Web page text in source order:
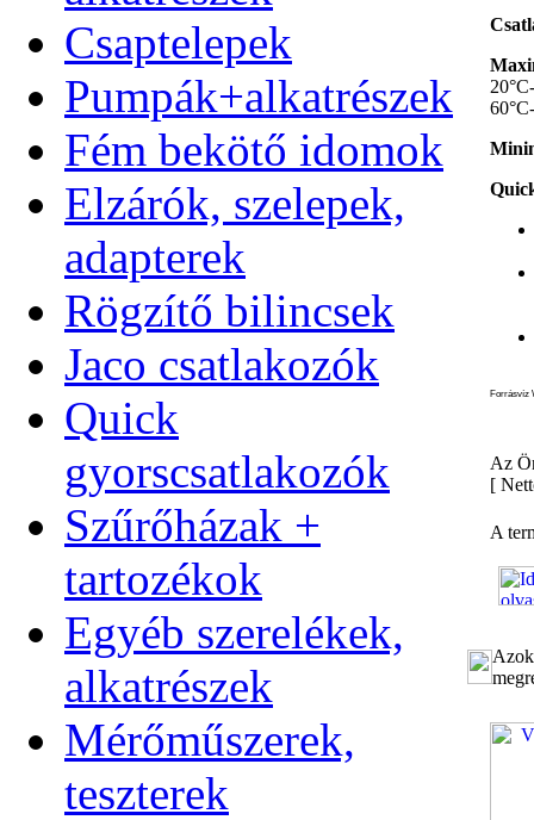
Csaptelepek
Pumpák+alkatrészek
Fém bekötő idomok
Elzárók, szelepek,
adapterek
Rögzítő bilincsek
Jaco csatlakozók
Quick
gyorscsatlakozók
Szűrőházak +
tartozékok
Egyéb szerelékek,
alkatrészek
Mérőműszerek,
teszterek
Forrásvíz
Az
[
A